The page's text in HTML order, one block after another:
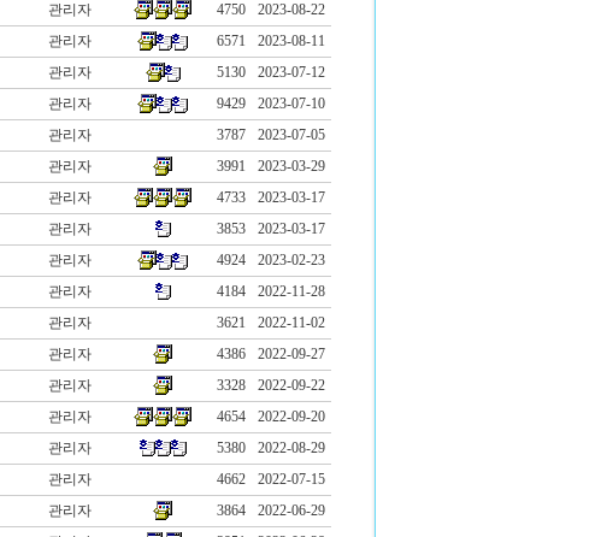
관리자 4750
2023-08-22
관리자 6571
2023-08-11
관리자 5130
2023-07-12
관리자 9429
2023-07-10
관리자 3787
2023-07-05
관리자 3991
2023-03-29
관리자 4733
2023-03-17
관리자 3853
2023-03-17
관리자 4924
2023-02-23
관리자 4184
2022-11-28
관리자 3621
2022-11-02
관리자 4386
2022-09-27
관리자 3328
2022-09-22
관리자 4654
2022-09-20
관리자 5380
2022-08-29
관리자 4662
2022-07-15
관리자 3864
2022-06-29